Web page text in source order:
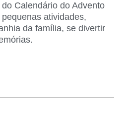
Calendário do Advento
atividades,
da família, se divertir